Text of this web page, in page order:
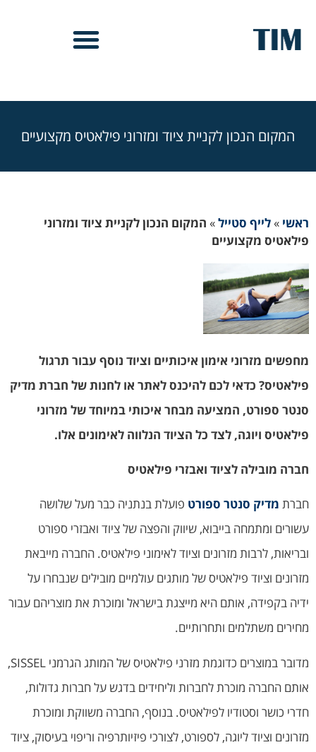
המקום הנכון לקניית ציוד ומזרוני פילאטיס מקצועיים
ראשי »לייף סטייל» המקום הנכון לקניית ציוד ומזרוני
פילאטיס מקצועיים
מחפשים מזרוני אימון איכותיים וציוד נוסף עבור תרגול
פילאטיס? כדאי לכם להיכנס לאתר או לחנות של חברת מדיק
סנטר ספורט, המציעה מבחר איכותי במיוחד של מזרוני
פילאטיס ויוגה, לצד כל הציוד הנלווה לאימונים אלו.
חברה מובילה לציוד ואבזרי פילאטיס
חברת מדיק סנטר ספורט פועלת בנתניה כבר מעל שלושה
עשורים ומתמחה בייבוא, שיווק והפצה של ציוד ואבזרי ספורט
ובריאות, לרבות מזרונים וציוד לאימוני פילאטיס. החברה מייבאת
מזרונים וציוד פילאטיס של מותגים עולמיים מובילים שנבחרו על
ידיה בקפידה, אותם היא מייצגת בישראל ומוכרת את מוצריהם עבור
מחירים משתלמים ותחרותיים.
מדובר במוצרים כדוגמת מזרני פילאטיס של המותג הגרמני SISSEL,
אותם החברה מוכרת לחברות וליחידים בדגש על חברות גדולות,
חדרי כושר וסטודיו לפילאטיס. בנוסף, החברה משווקת ומוכרת
מזרונים וציוד ליוגה, לספורט, לצורכי פיזיותרפיה וריפוי בעיסוק, ציוד